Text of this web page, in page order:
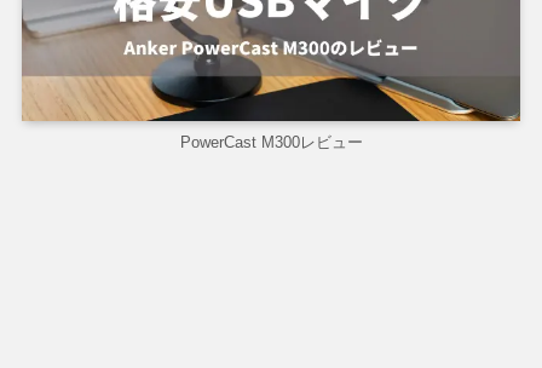
PowerCast M300レビュー